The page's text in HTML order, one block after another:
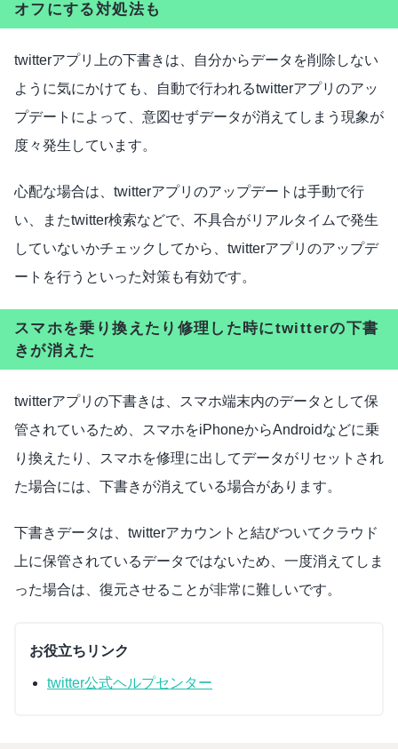
オフにする対処法も
twitterアプリ上の下書きは、自分からデータを削除しない
ように気にかけても、自動で行われるtwitterアプリのアッ
プデートによって、意図せずデータが消えてしまう現象が
度々発生しています。
心配な場合は、twitterアプリのアップデートは手動で行
い、またtwitter検索などで、不具合がリアルタイムで発生
していないかチェックしてから、twitterアプリのアップデ
ートを行うといった対策も有効です。
スマホを乗り換えたり修理した時にtwitterの下書
きが消えた
twitterアプリの下書きは、スマホ端末内のデータとして保
管されているため、スマホをiPhoneからAndroidなどに乗
り換えたり、スマホを修理に出してデータがリセットされ
た場合には、下書きが消えている場合があります。
下書きデータは、twitterアカウントと結びついてクラウド
上に保管されているデータではないため、一度消えてしま
った場合は、復元させることが非常に難しいです。
お役立ちリンク
twitter公式ヘルプセンター